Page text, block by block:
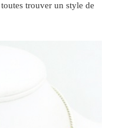
trouver un style de